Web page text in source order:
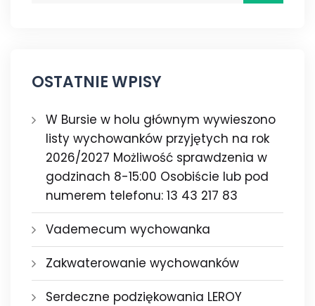
OSTATNIE WPISY
W Bursie w holu głównym wywieszono
listy wychowanków przyjętych na rok
2026/2027 Możliwość sprawdzenia w
godzinach 8-15:00 Osobiście lub pod
numerem telefonu: 13 43 217 83
Vademecum wychowanka
Zakwaterowanie wychowanków
Serdeczne podziękowania LEROY